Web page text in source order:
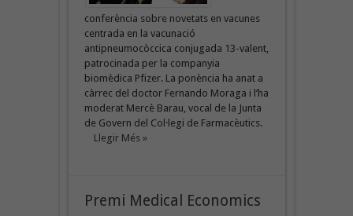
conferència sobre novetats en vacunes
centrada en la vacunació
antipneumocòccica conjugada 13-valent,
patrocinada per la companyia
biomèdica Pfizer. La ponència ha anat a
càrrec del doctor Fernando Moraga i l’ha
moderat Mercè Barau, vocal de la Junta
de Govern del Col·legi de Farmacèutics.
Llegir Més »
Premi Medical Economics